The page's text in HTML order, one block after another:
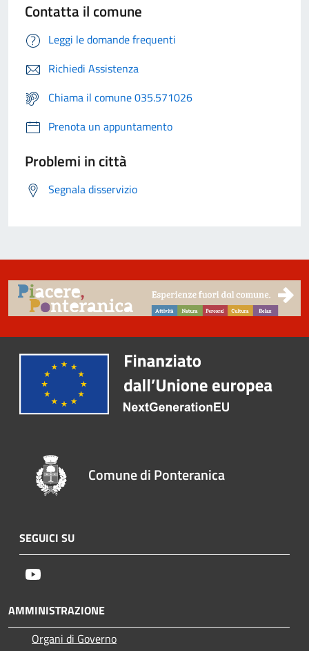
Contatta il comune
Leggi le domande frequenti
Richiedi Assistenza
Chiama il comune 035.571026
Prenota un appuntamento
Problemi in città
Segnala disservizio
Comune di Ponteranica
SEGUICI SU
AMMINISTRAZIONE
Organi di Governo